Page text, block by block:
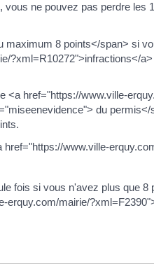
ne pouvez pas perdre les
maximum 8 points</span> si
?xml=R10272">infractions</
<a href="https://www.ville-
du
www.ville-
fois si vous n'avez plus que 8
erquy.com/mairie/